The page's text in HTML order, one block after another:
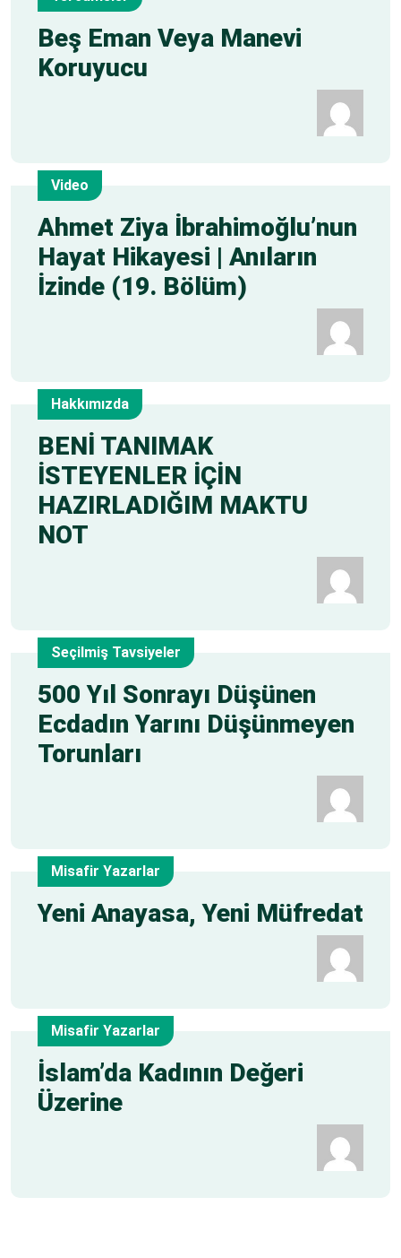
15
May
Beş Eman Veya Manevi
Koruyucu
6
May
Video
Ahmet Ziya İbrahimoğlu’nun
Hayat Hikayesi | Anıların
İzinde (19. Bölüm)
6
May
Hakkımızda
BENİ TANIMAK
İSTEYENLER İÇİN
HAZIRLADIĞIM MAKTU
NOT
6
May
Seçilmiş Tavsiyeler
500 Yıl Sonrayı Düşünen
Ecdadın Yarını Düşünmeyen
Torunları
5
Misafir Yazarlar
Yeni Anayasa, Yeni Müfredat
5
May
Misafir Yazarlar
İslam’da Kadının Değeri
Üzerine